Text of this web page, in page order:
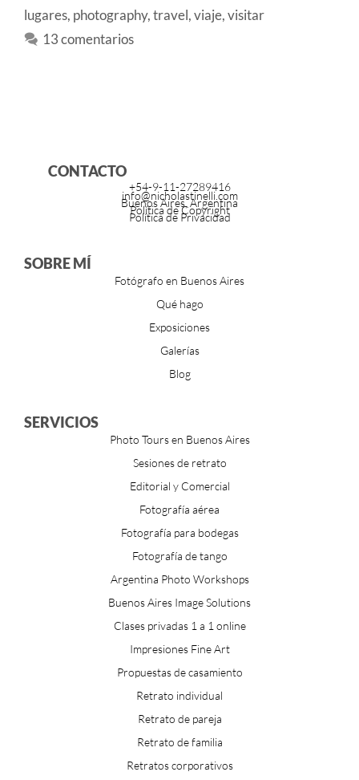
lugares, photography,travel,viaje,visitar
13 comentarios
SOBRE MÍ
Fotógrafo en Buenos Aires
Qué hago
Exposiciones
Galerías
Blog
CONTACTO
+54-9-11-27289416
info@nicholastinelli.com
Buenos Aires, Argentina
Política de Copyright
Política de Privacidad
SERVICIOS
Photo Tours en Buenos Aires
Sesiones de retrato
Editorial y Comercial
Fotografía aérea
Fotografía para bodegas
Fotografía de tango
Argentina Photo Workshops
Buenos Aires Image Solutions
Clases privadas 1 a 1 online
Impresiones Fine Art
Propuestas de casamiento
Retrato individual
Retrato de pareja
Retrato de familia
Retratos corporativos